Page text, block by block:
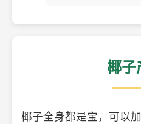
椰子
椰子全身都是宝，可以